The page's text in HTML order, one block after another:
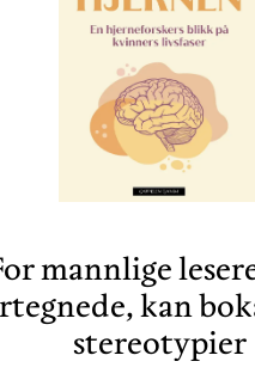
mannlige
kan
stereotypier